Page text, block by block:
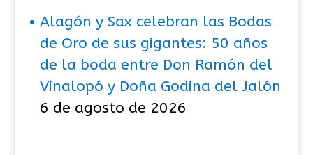
Alagón y Sax celebran las Bodas
de Oro de sus gigantes: 50 años
de la boda entre Don Ramón del
Vinalopó y Doña Godina del Jalón
6 de agosto de 2026